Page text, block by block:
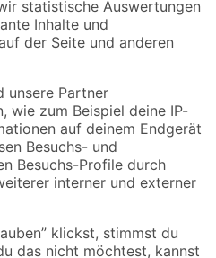
Versandarten